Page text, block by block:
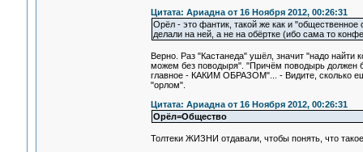
Цитата: Ариадна от 16 Ноября 2012, 00:26:31
Орёл - это фантик, такой же как и
делали на ней, а не на обёртке (ибо сама то
Верно. Раз "Кастанеда" ушёл, значит "надо
можем без поводыря". "Причём поводырь должен
главное - КАКИМ ОБРАЗОМ"... - Видите, сколько
"орлом".
Цитата: Ариадна от 16 Ноября 2012, 00:26:31
Орёл=Общество
Толтеки ЖИЗНИ отдавали, чтобы понять, что